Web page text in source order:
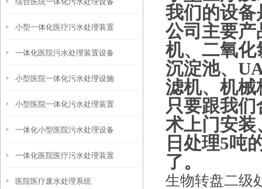
小型一体化医疗污水处理装置
一体化医院污水处理装置设备
小型医院一体化污水处理设施
小型医院一体化污水处理装置
一体化小型医院污水处理设备
一体化医院医疗污水处理装置
医院医疗废水处理系统
我们的设备
公司主要产
机、二氧化
沉淀池、
滤机、机械
只要跟我
术上门安装
日处理5吨
了。
生物转盘二级